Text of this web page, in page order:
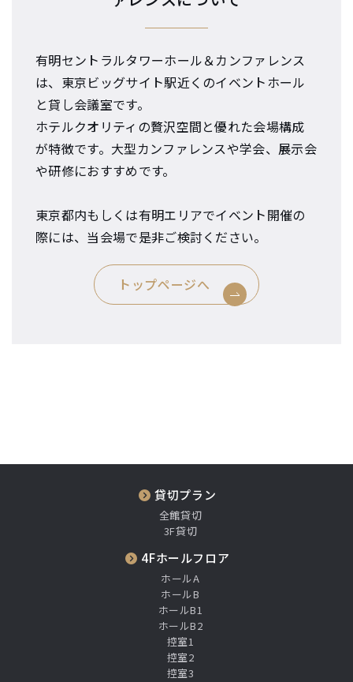
有明セントラルタワーホール＆カンファレンス
は、東京ビッグサイト駅近くのイベントホール
と貸し会議室です。
ホテルクオリティの贅沢空間と優れた会場構成
が特徴です。大型カンファレンスや学会、展示会
や研修におすすめです。
東京都内もしくは有明エリアでイベント開催の
際には、当会場で是非ご検討ください。
トップページへ
貸切プラン
全館貸切
3F貸切
4Fホールフロア
ホールA
ホールB
ホールB1
ホールB2
控室1
控室2
控室3